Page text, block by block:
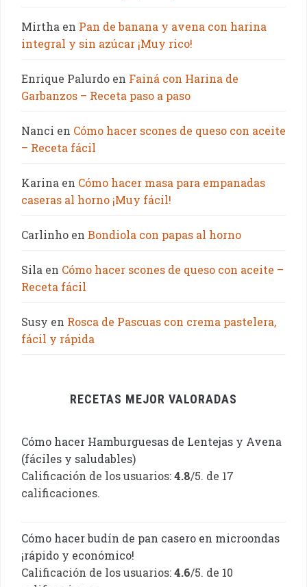
Mirtha en Pan de banana y avena con harina
integral y sin azúcar ¡Muy rico!
Enrique Palurdo en Fainá con Harina de
Garbanzos – Receta paso a paso
Nanci en Cómo hacer scones de queso con aceite
– Receta fácil
Karina en Cómo hacer masa para empanadas
caseras al horno ¡Muy fácil!
Carlinho en Bondiola con papas al horno
Sila en Cómo hacer scones de queso con aceite –
Receta fácil
Susy en Rosca de Pascuas con crema pastelera,
fácil y rápida
RECETAS MEJOR VALORADAS
Cómo hacer Hamburguesas de Lentejas y Avena
(fáciles y saludables)
Calificación de los usuarios:4.8/5. de 17
calificaciones.
Cómo hacer budín de pan casero en microondas
¡rápido y económico!
Calificación de los usuarios:4.6/5. de 10